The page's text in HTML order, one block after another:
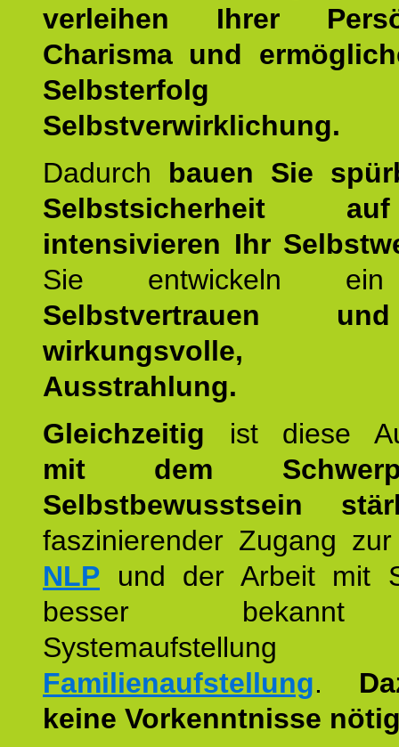
verleihen Ihrer
Charisma und
Selbstverwirklichung.
Dadurch bauen Sie
Selbstsicherheit
intensivieren Ihr
Sie entwickeln ein
Selbstvertrauen
wirkungsvolle,
Ausstrahlung.
Gleichzeitig ist diese
mit dem
Selbstbewusstsein
faszinierender Zugang
NLP und der Arbeit mit
besser
Familienaufstellung.
keine Vorkenntnisse